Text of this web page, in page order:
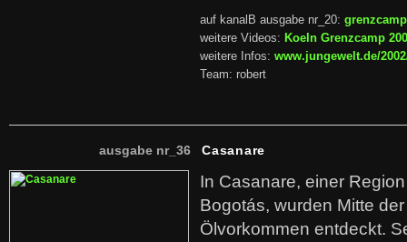
auf kanalB ausgabe nr_20:
weitere Videos: Koeln Grenzcamp
weitere Infos: www.jungewelt.de/
Team: robert
ausgabe nr_36 Casanare
In Casanare, einer
Bogotás, wurden Mitte
Ölvorkommen entdeckt.